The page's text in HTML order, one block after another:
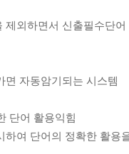
제외하면서 신출필수단어
면 자동암기되는 시스템
단어 활용익힘
여 단어의 정확한 활용